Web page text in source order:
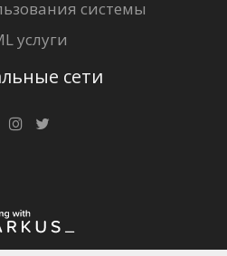
системы
услуги
сети